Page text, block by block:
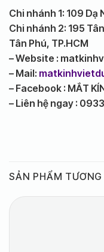
Chi nhánh 1: 109 Dạ
Chi nhánh 2: 195
Tân Phú, TP.HCM
– Website :
– Mail:
– Facebook : MẮT
– Liên hệ ngay :
SẢN PHẨM